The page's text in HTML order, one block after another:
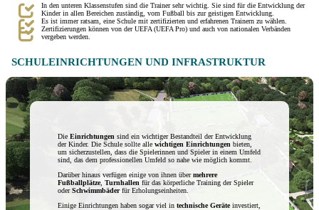
In den unteren Klassenstufen sind die Trainer sehr wichtig. Sie sind für die Entwicklung der
Kinder in allen Bereichen zuständig, vom Fußball bis zur geistigen Entwicklung.
Es ist immer ratsam, eine Schule mit zertifizierten und erfahrenen Trainern zu wählen.
Zertifizierungen können von der UEFA (UEFA Pro) und auch von nationalen Verbänden
vergeben werden.
SCHULEINRICHTUNGEN UND INFRASTRUKTUR
Die Einrichtungen sind ein wichtiger Bestandteil der Entwicklung
der Kinder. Die Schule sollte alle wichtigen Einrichtungen bieten,
um sicherzustellen, dass die Spielerinnen und Spieler in einem Umfeld
sind, das dem professionellen Umfeld so nahe wie möglich kommt.
Darüber hinaus verfügen einige von ihnen übermehrere
Fußballplätze, Turnhallen für das körperliche Training der Spieler
oderSchwimmbäderfür Erholungseinheiten.
Einige Einrichtungen haben sogar viel in technische Geräteinvestiert,